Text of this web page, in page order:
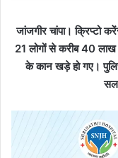
जांजगीर चांपा। क्रिप्टो
21 लोगों से करीब 40 लाख
के कान खड़े हो गए।